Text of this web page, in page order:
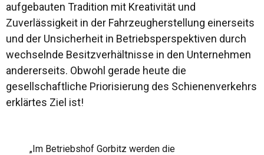
aufgebauten Tradition mit Kreativität und
Zuverlässigkeit in der Fahrzeugherstellung einerseits
und der Unsicherheit in Betriebsperspektiven durch
wechselnde Besitzverhältnisse in den Unternehmen
andererseits. Obwohl gerade heute die
gesellschaftliche Priorisierung des Schienenverkehrs
erklärtes Ziel ist!
„Im Betriebshof Gorbitz werden die